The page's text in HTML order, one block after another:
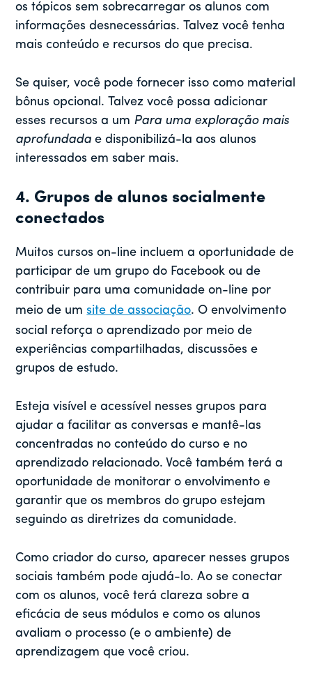
os tópicos sem sobrecarregar os alunos com
informações desnecessárias. Talvez você tenha
mais conteúdo e recursos do que precisa.
Se quiser, você pode fornecer isso como material
bônus opcional. Talvez você possa adicionar
esses recursos a um Para uma exploração mais
aprofundada e disponibilizá-la aos alunos
interessados em saber mais.
4. Grupos de alunos socialmente
conectados
Muitos cursos on-line incluem a oportunidade de
participar de um grupo do Facebook ou de
contribuir para uma comunidade on-line por
meio de umsite de associação. O envolvimento
social reforça o aprendizado por meio de
experiências compartilhadas, discussões e
grupos de estudo.
Esteja visível e acessível nesses grupos para
ajudar a facilitar as conversas e mantê-las
concentradas no conteúdo do curso e no
aprendizado relacionado. Você também terá a
oportunidade de monitorar o envolvimento e
garantir que os membros do grupo estejam
seguindo as diretrizes da comunidade.
Como criador do curso, aparecer nesses grupos
sociais também pode ajudá-lo. Ao se conectar
com os alunos, você terá clareza sobre a
eficácia de seus módulos e como os alunos
avaliam o processo (e o ambiente) de
aprendizagem que você criou.